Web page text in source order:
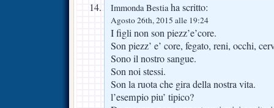
Immonda Bestiaha scritto:
Agosto 26th, 2015 alle 19:24
I figli non son piezz’e’core.
Son piezz’ e’ core, fegato, reni, occhi,
Sono il nostro sangue.
Son noi stessi.
Son la ruota che gira della nostra vita.
l’esempio piu’ tipico?